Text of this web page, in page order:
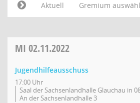
Aktuell
Gremium
MI 02.11.2022
Jugendhilfeausschuss
17:00 Uhr
Saal der Sachsenlandhalle Glauchau in
An der Sachsenlandhalle 3